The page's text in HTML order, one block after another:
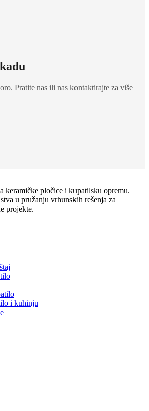
Pratite nas ili nas kontaktirajte za više
keramičke pločice i kupatilsku opremu.
u pružanju vrhunskih rešenja za
projekte.
i kuhinju